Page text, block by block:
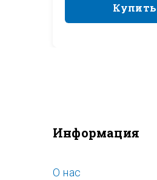
Купить
Купить
Информация
O нас